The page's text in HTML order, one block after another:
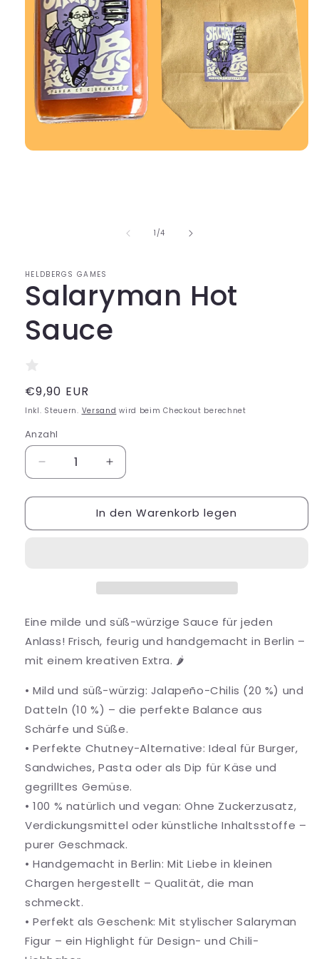
1 /von
4
HELDBERGS GAMES
Salaryman Hot
Sauce
Normaler
Preis
€9,90 EUR
Inkl. Steuern. Versand wird beim Checkout berechnet
Anzahl
Verringere
die
Menge
Salaryman
Erhöhe
die
Menge
für
Salaryman
In den Warenkorb legen
Eine milde und süß-würzige Sauce für jeden
Anlass! Frisch, feurig und handgemacht in Berlin –
mit einem kreativen Extra. 🌶️
• Mild und süß-würzig: Jalapeño-Chilis (20 %) und
Datteln (10 %) – die perfekte Balance aus
Schärfe und Süße.
• Perfekte Chutney-Alternative: Ideal für Burger,
Sandwiches, Pasta oder als Dip für Käse und
gegrilltes Gemüse.
• 100 % natürlich und vegan: Ohne Zuckerzusatz,
Verdickungsmittel oder künstliche Inhaltsstoffe –
purer Geschmack.
• Handgemacht in Berlin: Mit Liebe in kleinen
Chargen hergestellt – Qualität, die man
schmeckt.
• Perfekt als Geschenk: Mit stylischer Salaryman
Figur – ein Highlight für Design- und Chili-